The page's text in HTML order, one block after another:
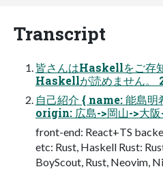
Transcript
皆さんはHaskellをご存
Haskellが読めません
自己紹介 { name: 能島
origin: 広島->岡山->大
front-end: React+TS
etc: Rust, Haskell Rust:
BoyScout, Rust, Neovim,